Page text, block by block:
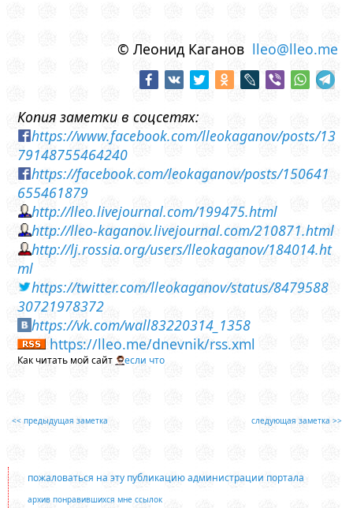
© Леонид Каганов lleo@lleo.me
Копия заметки в соцсетях:
https://www.facebook.com/lleokaganov/posts/13
79148755464240
https://facebook.com/leokaganov/posts/150641
655461879
http://lleo.livejournal.com/199475.html
http://lleo-kaganov.livejournal.com/210871.html
http://lj.rossia.org/users/lleokaganov/184014.ht
ml
https://twitter.com/lleokaganov/status/8479588
30721978372
https://vk.com/wall83220314_1358
https://lleo.me/dnevnik/rss.xml
Как читать мой сайт если что
<< предыдущая заметка следующая заметка >>
пожаловаться на эту публикацию администрации портала
архив понравившихся мне ссылок